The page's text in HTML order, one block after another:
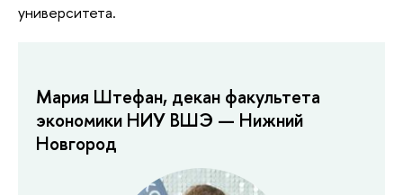
университета.
Мария Штефан, декан факультета
экономики НИУ ВШЭ — Нижний
Новгород